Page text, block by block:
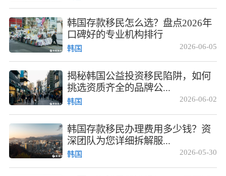
韩国存款移民怎么选？盘点2026年
口碑好的专业机构排行
2026-06-05
韩国
揭秘韩国公益投资移民陷阱，如何
挑选资质齐全的品牌公...
2026-06-02
韩国
韩国存款移民办理费用多少钱？资
深团队为您详细拆解服...
2026-05-30
韩国